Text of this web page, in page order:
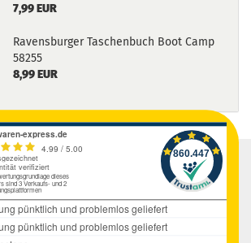
7,99 EUR
Ravensburger Taschenbuch Boot Camp
58255
8,99 EUR